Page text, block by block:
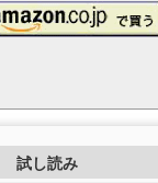
試し読み